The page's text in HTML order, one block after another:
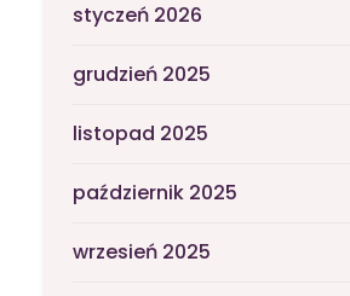
styczeń 2026
grudzień 2025
listopad 2025
październik 2025
wrzesień 2025